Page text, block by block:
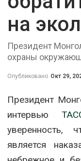
на
Президент
охраны
Опубликовано Окт 29,
Президент
интервью
уверенность,
является